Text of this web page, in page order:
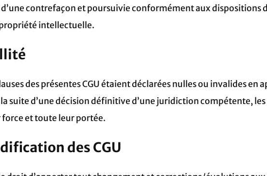
contrefaçon et poursuivie conformément aux dispositions
intellectuelle.
des présentes CGU étaient déclarées nulles ou invalides en
suite d’une décision définitive d’une juridiction compétente,
et toute leur portée.
des CGU